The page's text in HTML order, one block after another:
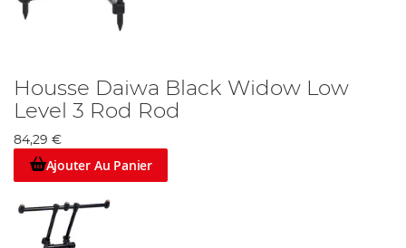
Housse Daiwa Black Widow Low
Level 3 Rod Rod
84,29 €
Ajouter Au Panier